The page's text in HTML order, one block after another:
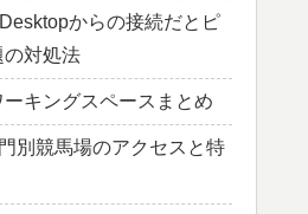
からの接続だとピ
の対処法
キングスペースまとめ
別競馬場のアクセスと特